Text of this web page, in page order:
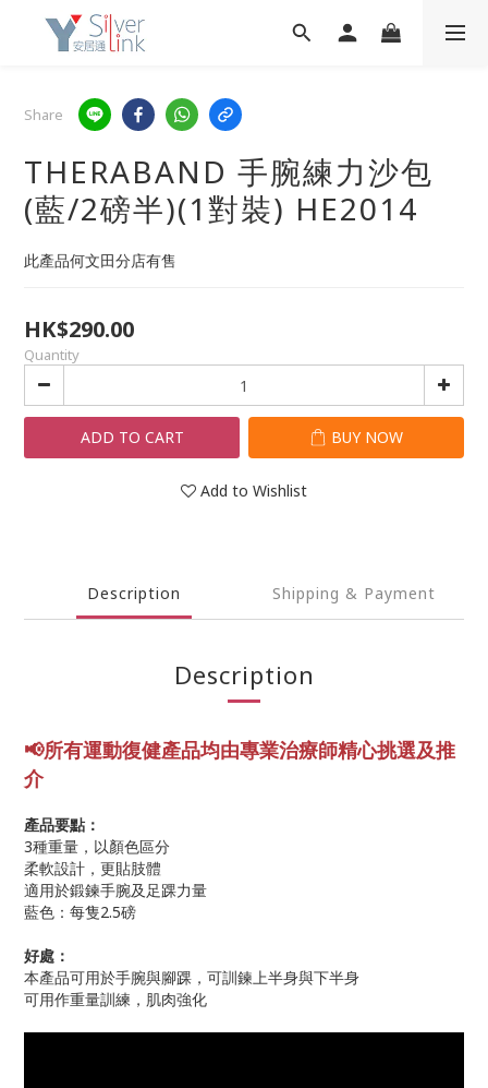
Share
THERABAND 手腕練力沙包
(藍/2磅半)(1對裝) HE2014
此產品何文田分店有售
HK$290.00
Quantity
ADD TO CART BUY NOW
Add to Wishlist
Description Shipping & Payment
Description
📢所有運動復健產品均由專業治療師精心挑選及推
介
產品要點：
3種重量，以顏色區分
柔軟設計，更貼肢體
適用於鍛鍊手腕及足踝力量
藍色：每隻2.5磅
好處：
本產品可用於手腕與腳踝，可訓鍊上半身與下半身
可用作重量訓練，肌肉強化